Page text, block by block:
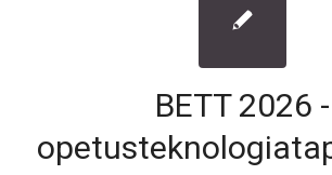
BETT 2026 -